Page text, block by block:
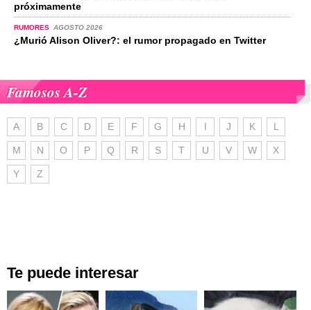
próximamente
RUMORES AGOSTO 2026
¿Murió Alison Oliver?: el rumor propagado en Twitter
Famosos A-Z
A B C D E F G H I J K L
M N O P Q R S T U V W X
Y Z
Te puede interesar